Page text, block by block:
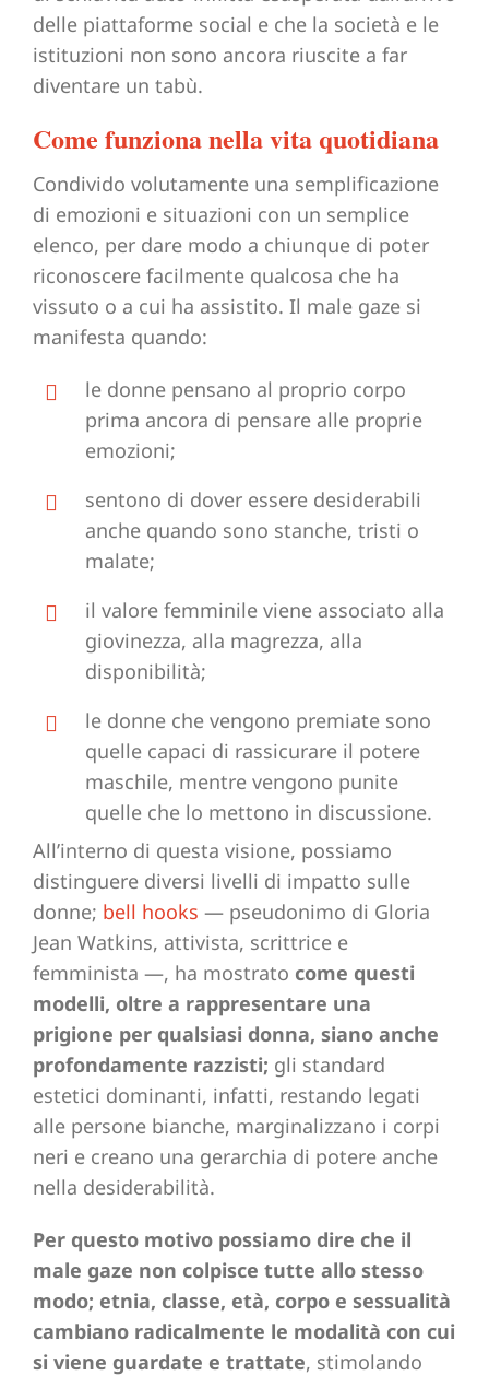
delle piattaforme social e che la società e le
istituzioni non sono ancora riuscite a far
diventare un tabù.
Come funziona nella vita quotidiana
Condivido volutamente una semplificazione
di emozioni e situazioni con un semplice
elenco, per dare modo a chiunque di poter
riconoscere facilmente qualcosa che ha
vissuto o a cui ha assistito. Il male gaze si
manifesta quando:
le donne pensano al proprio corpo
prima ancora di pensare alle proprie
emozioni;
sentono di dover essere desiderabili
anche quando sono stanche, tristi o
malate;
il valore femminile viene associato alla
giovinezza, alla magrezza, alla
disponibilità;
le donne che vengono premiate sono
quelle capaci di rassicurare il potere
maschile, mentre vengono punite
quelle che lo mettono in discussione.
All’interno di questa visione, possiamo
distinguere diversi livelli di impatto sulle
donne; bell hooks — pseudonimo di Gloria
Jean Watkins, attivista, scrittrice e
femminista —, ha mostrato come questi
modelli, oltre a rappresentare una
prigione per qualsiasi donna, siano anche
profondamente razzisti; gli standard
estetici dominanti, infatti, restando legati
alle persone bianche, marginalizzano i corpi
neri e creano una gerarchia di potere anche
nella desiderabilità.
Per questo motivo possiamo dire che il
male gaze non colpisce tutte allo stesso
modo; etnia, classe, età, corpo e sessualità
cambiano radicalmente le modalità con cui
si viene guardate e trattate, stimolando